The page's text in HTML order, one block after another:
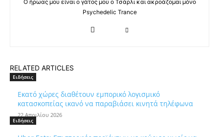
Ο ήρωας μου είναι ο γάτος μου ο Τσάρλι και ακροάζομαι μόνο
Psychedelic Trance
RELATED ARTICLES
Ειδήσεις
Εκατό χώρες διαθέτουν εμπορικό λογισμικό
κατασκοπείας ικανό να παραβιάσει κινητά τηλέφωνα
22 Απριλίου 2026
Ειδήσεις